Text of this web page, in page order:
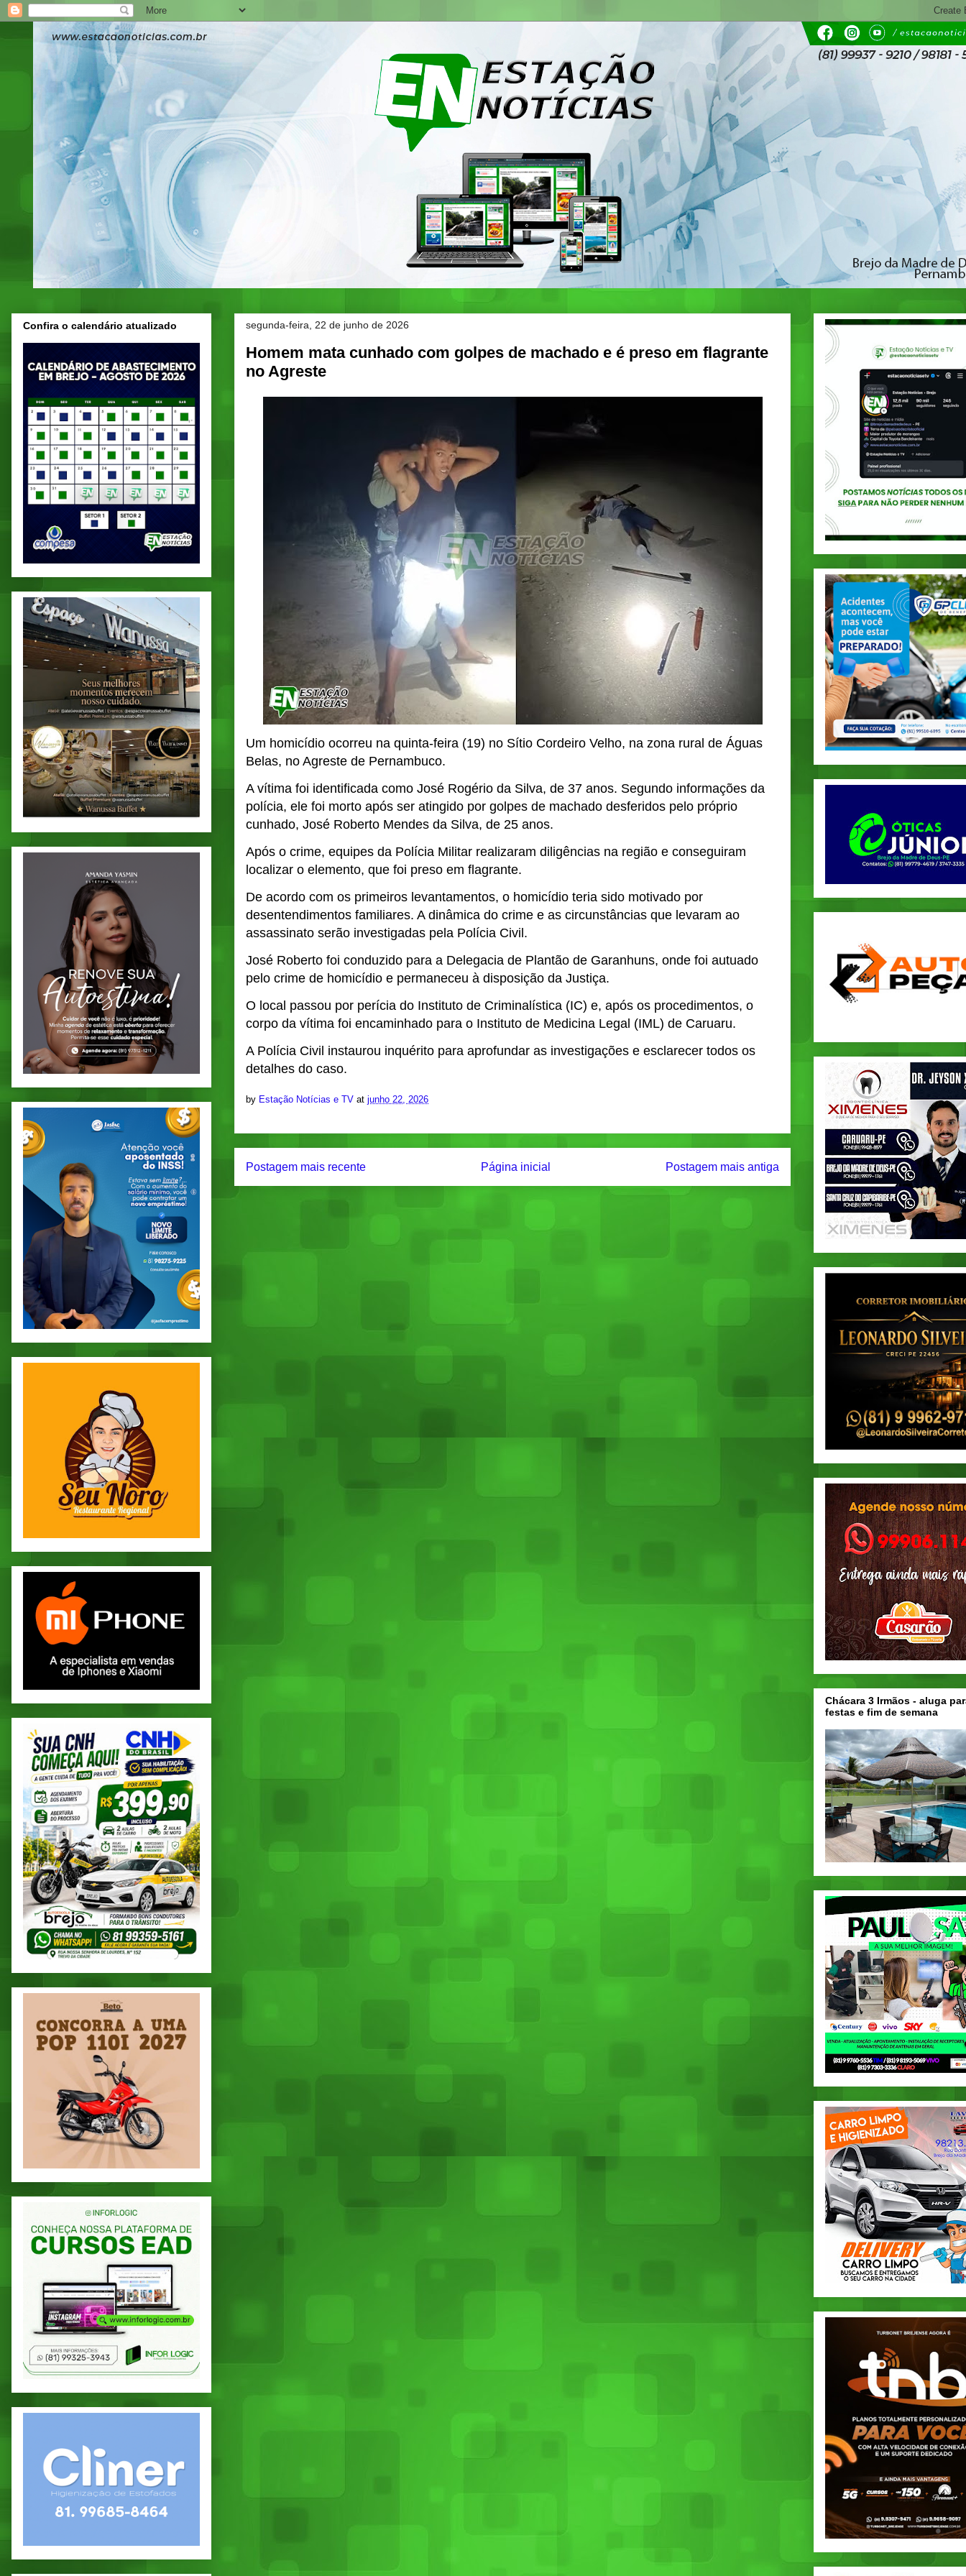
segunda-feira, 22 de junho de 2026
Homem mata cunhado com golpes de machado e é preso em flagrante
no Agreste
Um homicídio ocorreu na quinta-feira (19) no Sítio Cordeiro Velho, na zona rural de Águas
Belas, no Agreste de Pernambuco.
A vítima foi identificada como José Rogério da Silva, de 37 anos. Segundo informações da
polícia, ele foi morto após ser atingido por golpes de machado desferidos pelo próprio
cunhado, José Roberto Mendes da Silva, de 25 anos.
Após o crime, equipes da Polícia Militar realizaram diligências na região e conseguiram
localizar o elemento, que foi preso em flagrante.
De acordo com os primeiros levantamentos, o homicídio teria sido motivado por
desentendimentos familiares. A dinâmica do crime e as circunstâncias que levaram ao
assassinato serão investigadas pela Polícia Civil.
José Roberto foi conduzido para a Delegacia de Plantão de Garanhuns, onde foi autuado
pelo crime de homicídio e permaneceu à disposição da Justiça.
O local passou por perícia do Instituto de Criminalística (IC) e, após os procedimentos, o
corpo da vítima foi encaminhado para o Instituto de Medicina Legal (IML) de Caruaru.
A Polícia Civil instaurou inquérito para aprofundar as investigações e esclarecer todos os
detalhes do caso.
by Estação Notícias e TV at junho 22, 2026
Postagem mais recente Postagem mais antiga
Página inicial
Confira o calendário atualizado
Chácara 3 Irmãos - aluga
festas e fim de semana